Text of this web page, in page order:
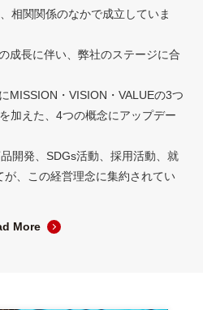
相関関係のなかで成立していま
成長に伴い、弊社のステージに合
MISSION・VISION・VALUEの3つ
加えた、4つの概念にアップデー
開発、SDGs活動、採用活動、就
、この経営理念に集約されてい
More